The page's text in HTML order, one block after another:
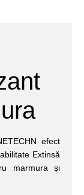
efect
Extinsă
marmura și